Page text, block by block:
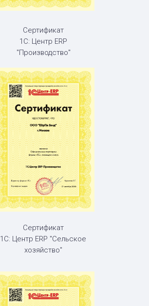
Сертификат
1С: Центр ERP
"Производство"
Сертификат
1С: Центр ERP "Сельское
хозяйство"